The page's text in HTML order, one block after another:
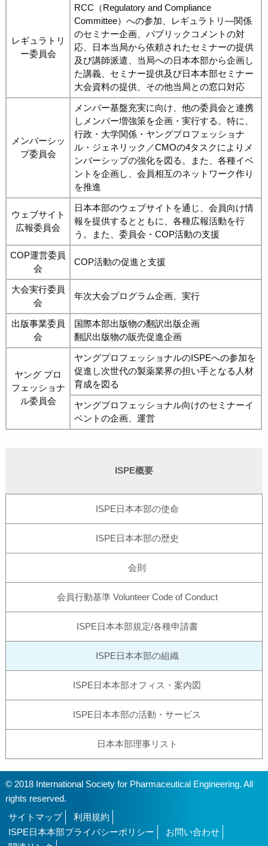
ISPE概要
ISPE日本本部の使命
ISPE日本本部の歴史
会則
会員行動基準 Volunteer Code of Conduct
ISPE日本本部規定/各種申請書
ISPE日本本部の組織
ISPE日本本部オフィス・案内図
ISPE日本本部の活動・サービス
日本本部理事リスト
レギュラトリ
ー委員会
RCC（Regulatory and Compliance
Committee）への参加、レギュラトリ―関係
のセミナー企画、パブリックコメントの対
応、日本当局から依頼されたセミナーの提供
及び講師派遣、当局への日本本部から企画し
た講義、セミナー提供及び日本本部セミナー
大会資料の提供、その他当局との窓口対応
メンバーシッ
プ委員会
メンバー基盤充実に向け、他の委員会と連携
しメンバー増強策を企画・実行する。特に、
行政・大学関係・ヤングプロフェッショナ
ル・ジェネリック／CMOの4タスクによりメ
ンバーシップの強化を図る。また、各種イベ
ントを企画し、会員相互のネットワーク作り
を推進
ウェブサイト
広報委員会
日本本部のウェブサイトを通じ、会員向け情
報を提供するとともに、各種広報活動を行
う。また、委員会・COP活動の支援
COP運営委員
会
COP活動の促進と支援
大会実行委員
会
年次大会プログラム企画、実行
出版事業委員
会
国際本部出版物の翻訳出版企画
翻訳出版物の販売促進企画
ヤング プロ
フェッショナ
ル委員会
ヤングプロフェッショナルのISPEへの参加を
促進し次世代の製薬業界の担い手となる人材
育成を図る
ヤングプロフェッショナル向けのセミナーイ
ベントの企画、運営
© 2018 International Society for Pharmaceutical Engineering. All
rights reserved.
サイトマップ
利用規約
ISPE日本本部プライバシーポリシー
お問い合わせ